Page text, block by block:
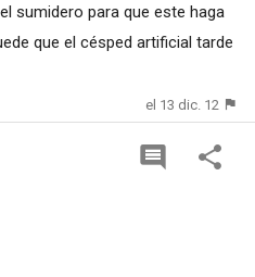
sumidero para que este haga
que el césped artificial tarde
el 13 dic. 12